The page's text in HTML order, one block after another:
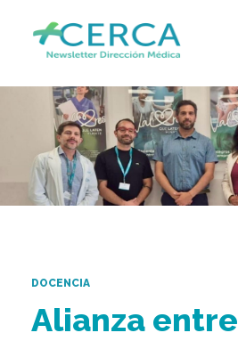
DOCENCIA
Alianza entre